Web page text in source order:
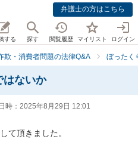
弁護士の方はこちら
する 探す 閲覧履歴 マイリスト ログイン
欺・消費者問題の法律Q&A ぼったく
はないか
時： 2025年8月29日 12:01
て頂きました。